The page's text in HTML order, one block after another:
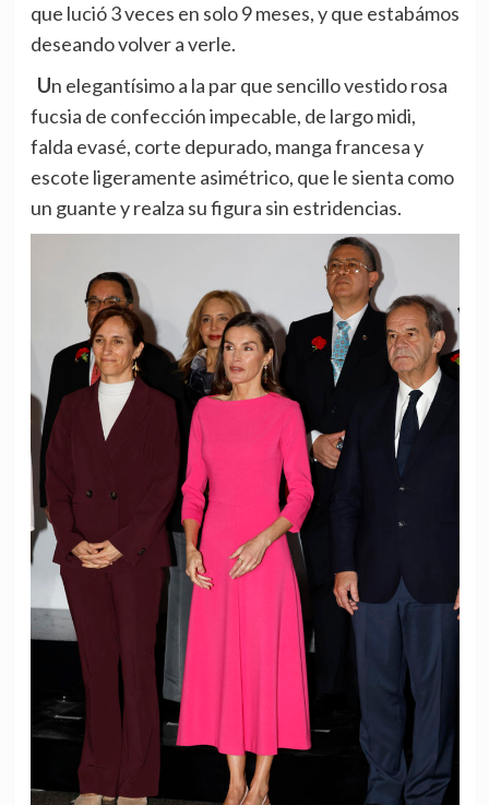
que lució 3 veces en solo 9 meses, y que estabámos
deseando volver a verle.
Un elegantísimo a la par que sencillo vestido rosa
fucsia de confección impecable, de largo midi,
falda evasé, corte depurado, manga francesa y
escote ligeramente asimétrico, que le sienta como
un guante y realza su figura sin estridencias.